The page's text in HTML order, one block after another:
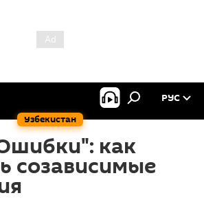
Узбекистан
РУС
как
созависимые